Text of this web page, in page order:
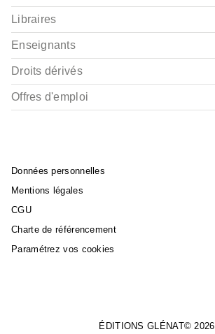
Libraires
Enseignants
Droits dérivés
Offres d'emploi
Données personnelles
Mentions légales
CGU
Charte de référencement
Paramétrez vos cookies
ÉDITIONS GLÉNAT© 2026